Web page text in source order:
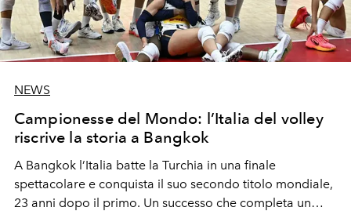
NEWS
Campionesse del Mondo: l’Italia del volley
riscrive la storia a Bangkok
A Bangkok l’Italia batte la Turchia in una finale
spettacolare e conquista il suo secondo titolo mondiale,
23 anni dopo il primo. Un successo che completa un